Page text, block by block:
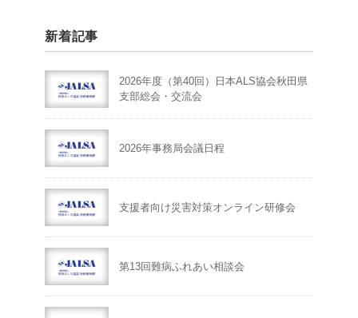
新着記事
2026年度（第40回）日本ALS協会秋田県
支部総会・交流会
2026年事務局会議日程
支援者向け災害対策オンライン研修会
第13回難病ふれあい相談会